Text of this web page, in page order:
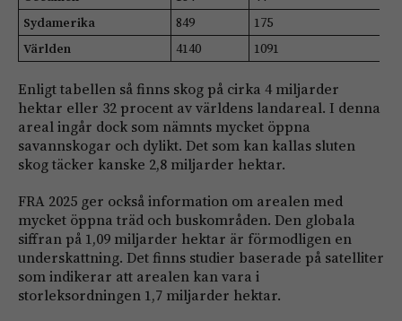
Sydamerika
849
175
Världen
4140 1091
Enligt tabellen så finns skog på cirka 4 miljarder
hektar eller 32 procent av världens landareal. I denna
areal ingår dock som nämnts mycket öppna
savannskogar och dylikt. Det som kan kallas sluten
skog täcker kanske 2,8 miljarder hektar.
FRA 2025 ger också information om arealen med
mycket öppna träd och buskområden. Den globala
siffran på 1,09 miljarder hektar är förmodligen en
underskattning. Det finns studier baserade på satelliter
som indikerar att arealen kan vara i
storleksordningen 1,7 miljarder hektar.